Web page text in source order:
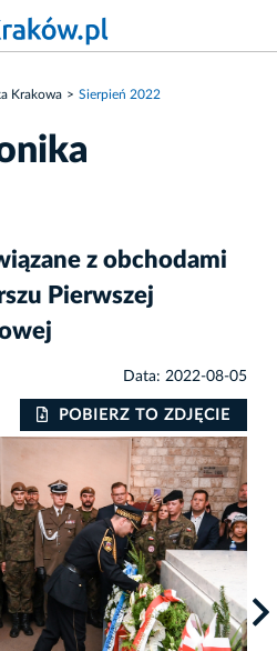
Krakowa Sierpień 2022
z obchodami
Pierwszej
Data: 2022-08-05
POBIERZ TO ZDJĘCIE